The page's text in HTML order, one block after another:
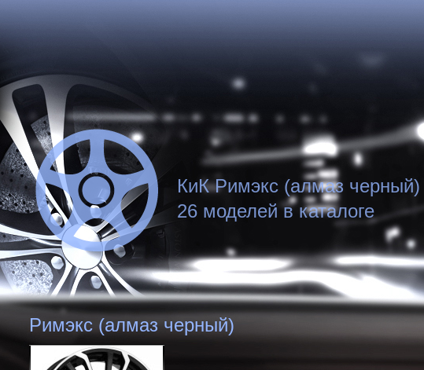
КиК Римэкс (алмаз черный)
26 моделей в каталоге
Римэкс (алмаз черный)